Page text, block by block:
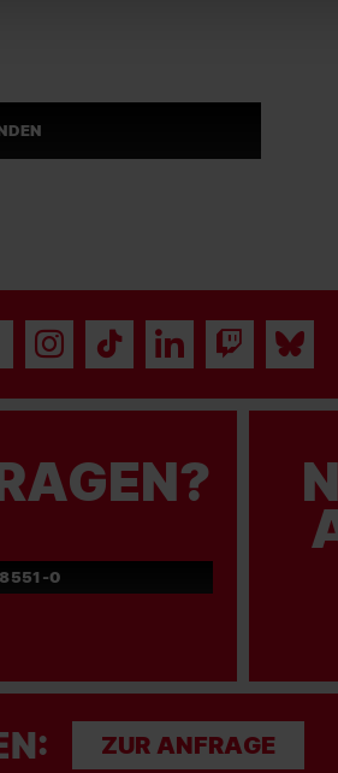
0
ZUR ANFRAGE